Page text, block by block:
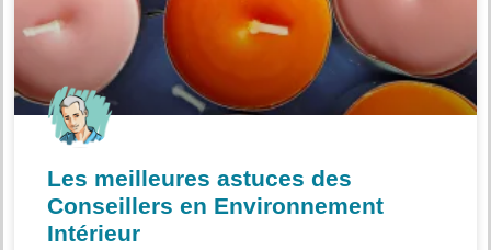
Les meilleures astuces des
Conseillers en Environnement
Intérieur